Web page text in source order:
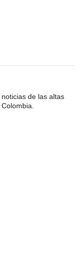
de las altas